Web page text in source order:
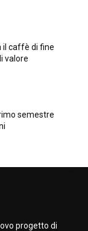
il caffè di fine
valore
semestre
progetto di